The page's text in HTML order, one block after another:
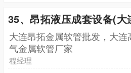
35、昂拓液压成套设备(大
大连昂拓金属软管批发，大
气金属软管厂家
程经理